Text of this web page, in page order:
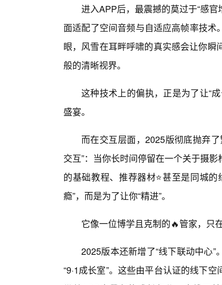
进入APP后，最震撼的莫过于“感
面适配了空间音频与自适应高帧率技
眼，风雪在耳畔呼啸的真实感会让你
般的清晰视界。
这种技术上的偏执，正是为了让“
盛宴。
而在交互层面，2025版彻底抛弃
交互”：当你长时间停留在一个关于摄
的基础教程、推荐器材⭐甚至是同城
瘾”，而是为了让你“精进”。
它像一位博学且克制的🔥管家，只
2025版本还新增了“线下联动中心
“9·1成长室”。这些由平台认证的线下